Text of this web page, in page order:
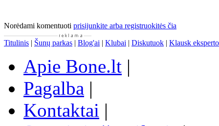
Norėdami komentuoti prisijunkite arba registruokitės čia
Titulinis | Šunų parkas | Blog'ai | Klubai | Diskutuok | Klausk eksperto
Apie Bone.lt |
Pagalba |
Kontaktai |